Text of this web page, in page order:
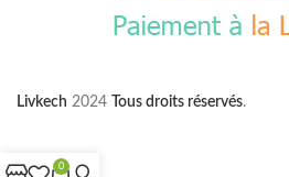
Livkech 2024 Tous droits réservés.
0